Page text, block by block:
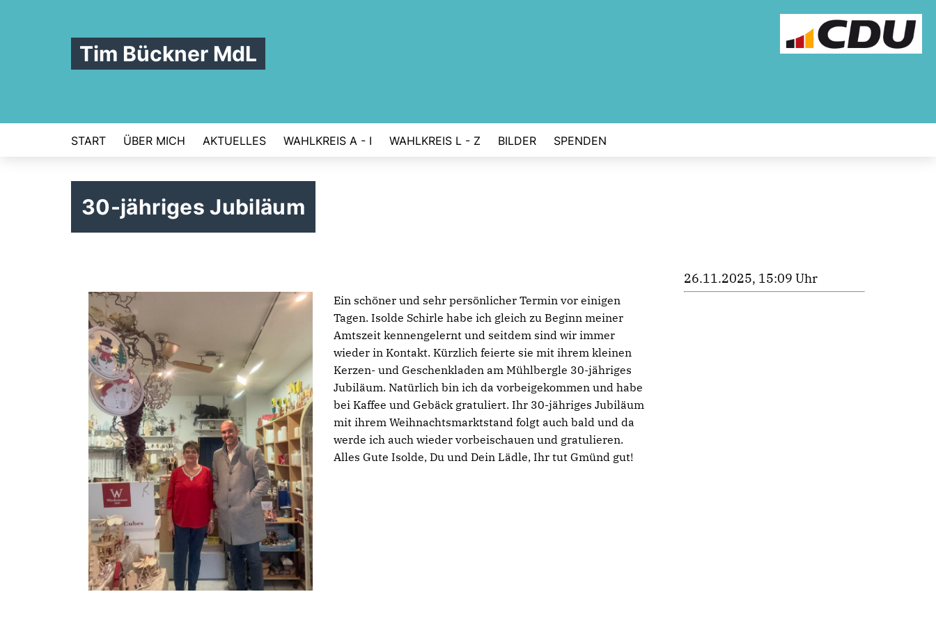
Tim Bückner MdL
START ÜBER MICH AKTUELLES WAHLKREIS A - I WAHLKREIS L - Z BILDER SPENDEN
30-jähriges Jubiläum
Ein schöner und sehr persönlicher Termin vor einigen
Tagen. Isolde Schirle habe ich gleich zu Beginn meiner
Amtszeit kennengelernt und seitdem sind wir immer
wieder in Kontakt. Kürzlich feierte sie mit ihrem kleinen
Kerzen- und Geschenkladen am Mühlbergle 30-jähriges
Jubiläum. Natürlich bin ich da vorbeigekommen und habe
bei Kaffee und Gebäck gratuliert. Ihr 30-jähriges Jubiläum
mit ihrem Weihnachtsmarktstand folgt auch bald und da
werde ich auch wieder vorbeischauen und gratulieren.
Alles Gute Isolde, Du und Dein Lädle, Ihr tut Gmünd gut!
26.11.2025, 15:09 Uhr